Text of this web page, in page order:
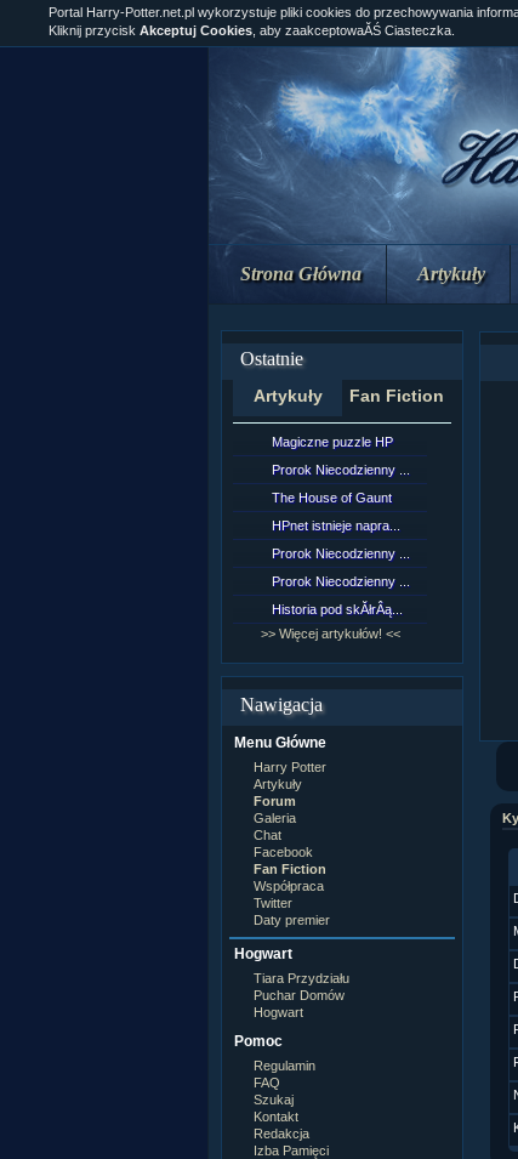
Strona Główna Artykuły
Ostatnie
Artykuły Fan Fiction
Magiczne puzzle HP
Prorok Niecodzienny ...
The House of Gaunt
HPnet istnieje napra...
Prorok Niecodzienny ...
Prorok Niecodzienny ...
Historia pod skĂłrÂą...
>> Więcej artykułów! <<
Nawigacja
Menu Główne
Harry Potter
Artykuły
Forum
Galeria
Chat
Facebook
Fan Fiction
Współpraca
Twitter
Daty premier
Hogwart
Tiara Przydziału
Puchar Domów
Hogwart
Pomoc
Regulamin
FAQ
Szukaj
Kontakt
Redakcja
Izba Pamięci
Portal Harry-Potter.net.pl wykorzystuje pliki cookies do przechowywania
Kliknij przycisk Akceptuj Cookies , aby zaakceptowaĂŚ Ciasteczka.